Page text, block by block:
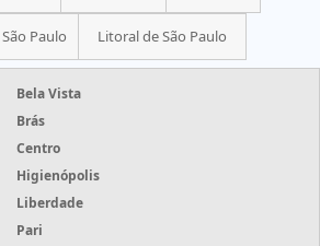
Paulo Litoral de São Paulo
Bela Vista
Brás
Centro
Higienópolis
Liberdade
Pari